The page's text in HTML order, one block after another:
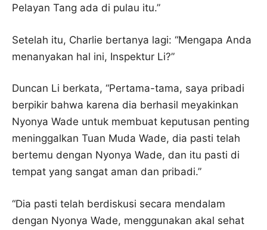
Pelayan Tang ada di pulau itu.”
Setelah itu, Charlie bertanya lagi: “Mengapa Anda
menanyakan hal ini, Inspektur Li?”
Duncan Li berkata, “Pertama-tama, saya pribadi
berpikir bahwa karena dia berhasil meyakinkan
Nyonya Wade untuk membuat keputusan penting
meninggalkan Tuan Muda Wade, dia pasti telah
bertemu dengan Nyonya Wade, dan itu pasti di
tempat yang sangat aman dan pribadi.”
“Dia pasti telah berdiskusi secara mendalam
dengan Nyonya Wade, menggunakan akal sehat